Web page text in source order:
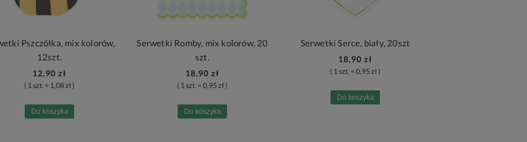
Pszczółka, mix kolorów,
12szt.
12,90 zł
( 1 szt. = 1,08 zł )
Do koszyka
Serwetki Romby, mix kolorów, 20
szt.
18,90 zł
( 1 szt. = 0,95 zł )
Do koszyka
Serwetki Serce, biały, 20szt
18,90 zł
( 1 szt. = 0,95 zł )
Do koszyka